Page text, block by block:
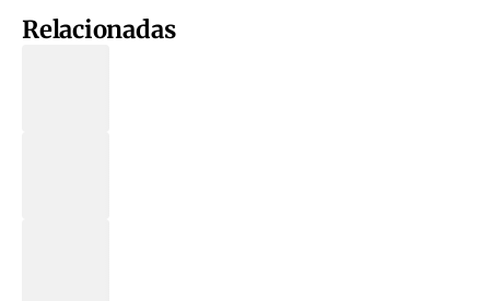
Relacionadas